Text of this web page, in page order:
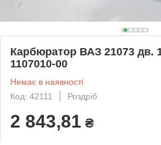
Карбюратор ВАЗ 21073 дв.
1107010-00
Немає в наявності
Код: 42111
Роздріб
2 843,81 ₴